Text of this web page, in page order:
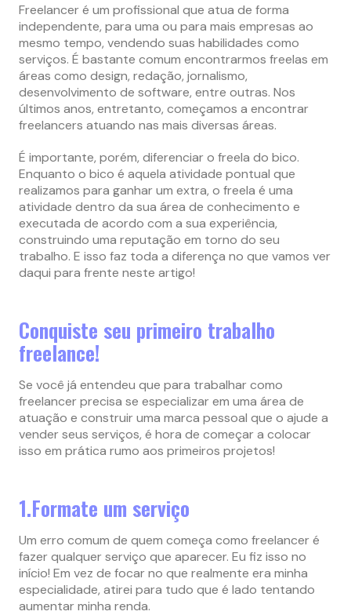
Freelancer é um profissional que atua de forma
independente, para uma ou para mais empresas ao
mesmo tempo, vendendo suas habilidades como
serviços. É bastante comum encontrarmos freelas em
áreas como design, redação, jornalismo,
desenvolvimento de software, entre outras. Nos
últimos anos, entretanto, começamos a encontrar
freelancers atuando nas mais diversas áreas.
É importante, porém, diferenciar o freela do bico.
Enquanto o bico é aquela atividade pontual que
realizamos para ganhar um extra, o freela é uma
atividade dentro da sua área de conhecimento e
executada de acordo com a sua experiência,
construindo uma reputação em torno do seu
trabalho. E isso faz toda a diferença no que vamos ver
daqui para frente neste artigo!
Conquiste seu primeiro trabalho
freelance!
Se você já entendeu que para trabalhar como
freelancer precisa se especializar em uma área de
atuação e construir uma marca pessoal que o ajude a
vender seus serviços, é hora de começar a colocar
isso em prática rumo aos primeiros projetos!
1.Formate um serviço
Um erro comum de quem começa como freelancer é
fazer qualquer serviço que aparecer. Eu fiz isso no
início! Em vez de focar no que realmente era minha
especialidade, atirei para tudo que é lado tentando
aumentar minha renda.